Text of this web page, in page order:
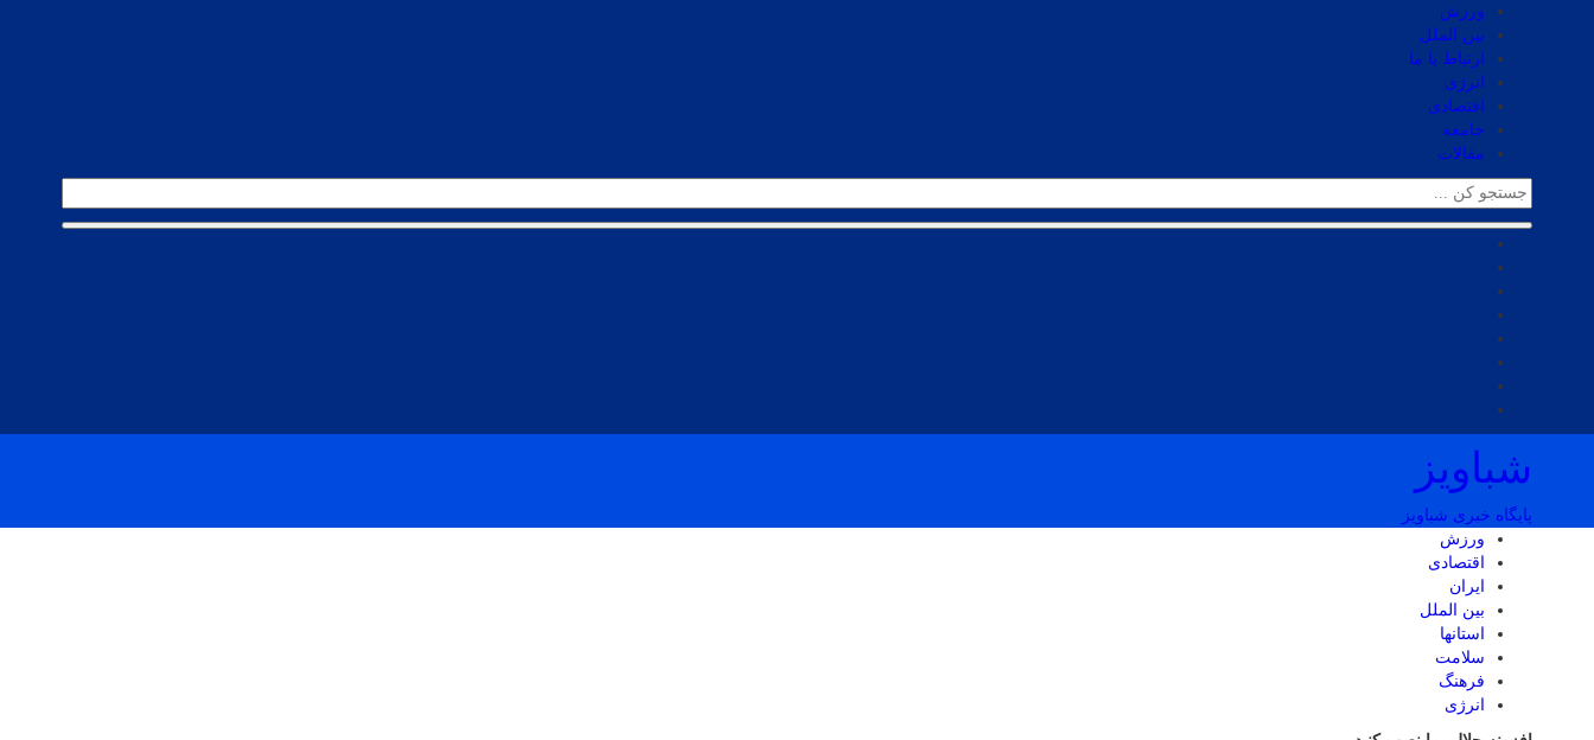
ورزش
بین الملل
ارتباط با ما
انرژی
اقتصادی
جامعه
مقالات
شباویز
پایگاه خبری شباویز
ورزش
اقتصادی
ایران
بین الملل
استانها
سلامت
فرهنگ
انرژی